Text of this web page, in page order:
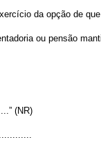
da opção de
ou pensão
(NR)